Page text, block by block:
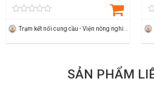
SẢN PHẨM